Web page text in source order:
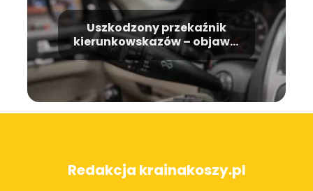
Uszkodzony przekaźnik
kierunkowskazów – objawy,
przyczyny, naprawa
Redakcja krainakoszy.pl